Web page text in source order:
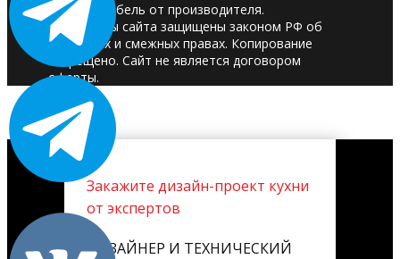
© 2025. Мебель от производителя.
Материалы сайта защищены законом РФ об
авторских и смежных правах. Копирование
запрещено. Сайт не является договором
оферты.
Закажите дизайн-проект кухни
от экспертов
ДИЗАЙНЕР И ТЕХНИЧЕСКИЙ